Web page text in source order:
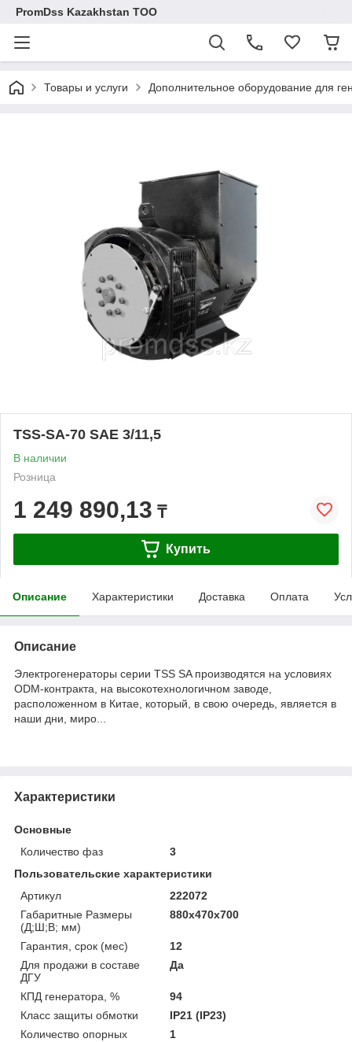
PromDss Kazakhstan TOO
Товары и услуги Дополнительное оборудование для
TSS-SA-70 SAE 3/11,5
В наличии
Розница
1 249 890,13 ₸
Купить
Описание Характеристики Доставка Оплата
Описание
Электрогенераторы серии TSS SA производятся на условиях
ODM-контракта, на высокотехнологичном заводе,
расположенном в Китае, который, в свою очередь, является в
наши дни, миро...
Характеристики
Основные
Количество фаз
3
Пользовательские характеристики
Артикул
222072
Габаритные Размеры
(Д;Ш;В; мм)
880x470x700
Гарантия, срок (мес)
12
Для продажи в составе
ДГУ
Да
КПД генератора, %
94
Класс защиты обмотки
IP21 (IP23)
Количество опорных
1